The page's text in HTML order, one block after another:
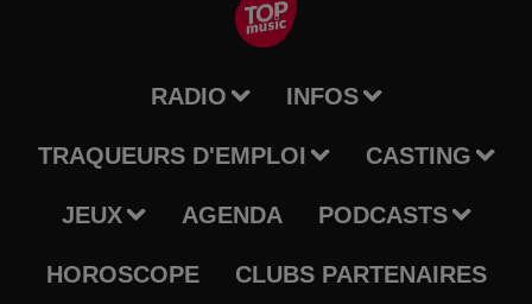
RADIO INFOS
TRAQUEURS D'EMPLOI CASTING
JEUX AGENDA PODCASTS
HOROSCOPE CLUBS PARTENAIRES